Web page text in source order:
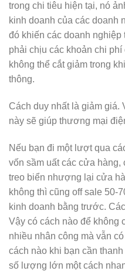
trong chi tiêu hiện tại, nó
kinh doanh của các doanh
đó khiến các doanh
phải chịu các khoản chi
không thể cắt giảm trong
thông.
Cách duy nhất là giảm giá.
này sẽ giúp thương mại
Nếu bạn đi một lượt qua
vốn sầm uất các cửa
treo biển nhượng lại cửa
không thì cũng off sale
kinh doanh bằng trước.
Vậy có cách nào để không
nhiều nhân công mà vẫn
cách nào khi bạn cần
số lượng lớn một cách